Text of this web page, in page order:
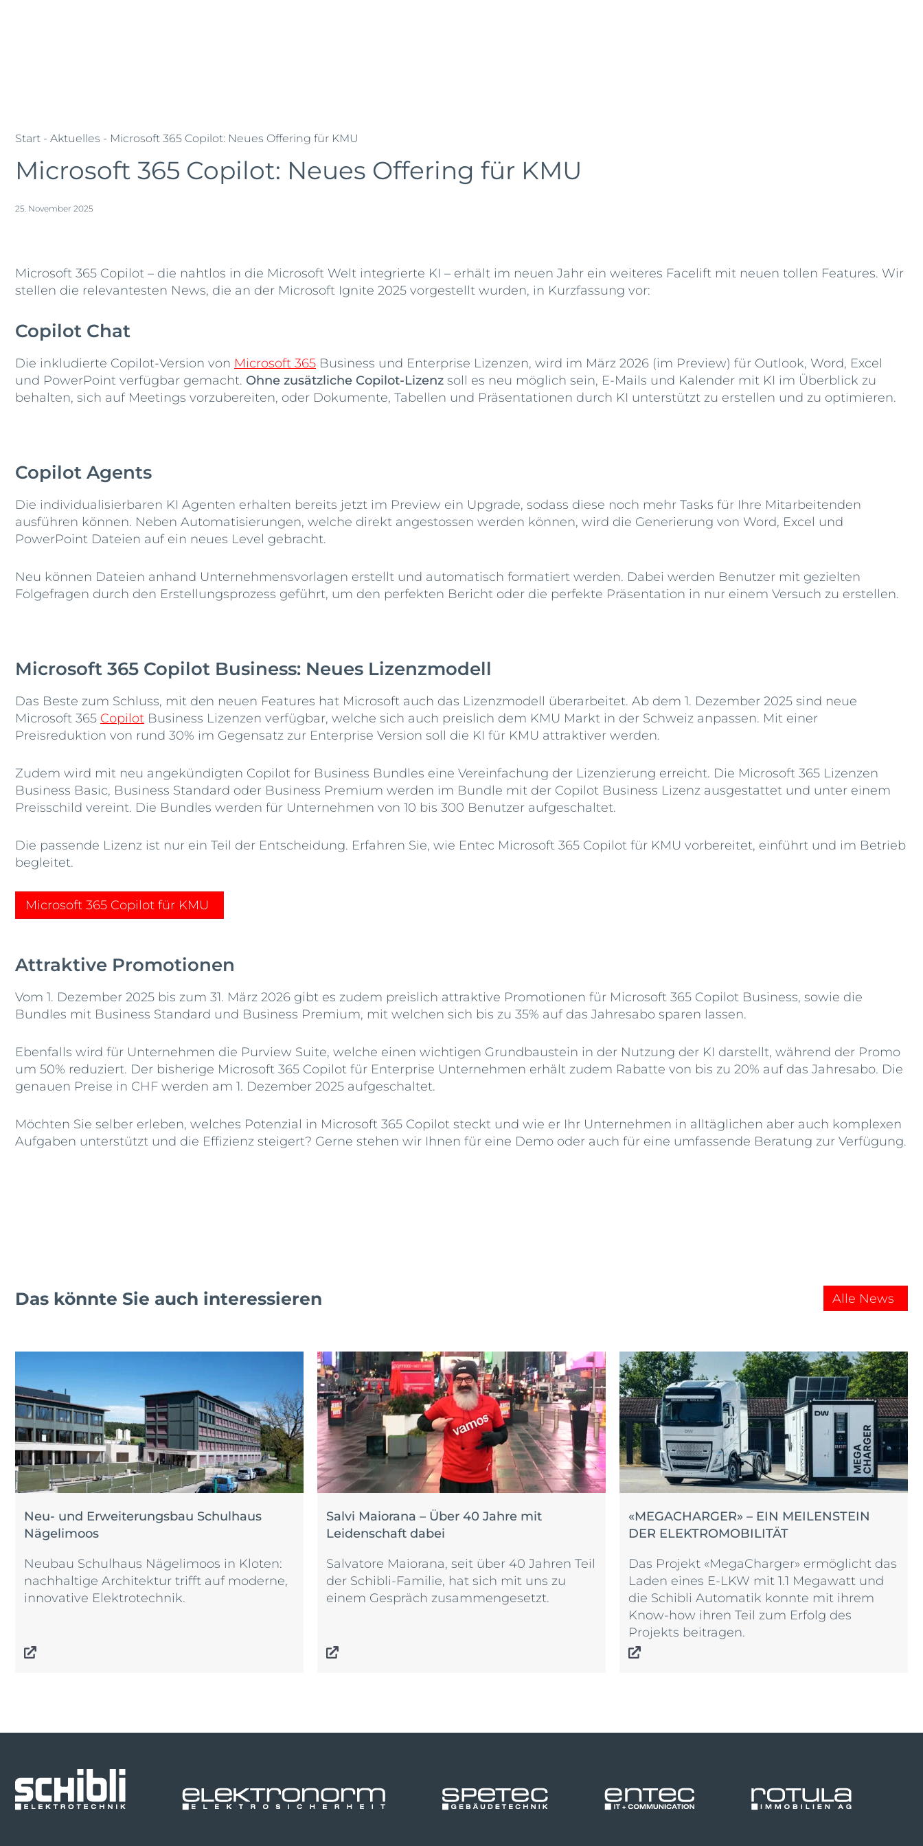
Gruppe
Start - Aktuelles - Microsoft 365 Copilot: Neues Offering für KMU
Microsoft 365 Copilot: Neues Offering für KMU
25. November 2025
Microsoft 365 Copilot – die nahtlos in die Microsoft Welt integrierte KI – erhält im neuen Jahr ein weiteres Facelift mit neuen tollen Features. Wir
stellen die relevantesten News, die an der Microsoft Ignite 2025 vorgestellt wurden, in Kurzfassung vor:
Copilot Chat
Die inkludierte Copilot-Version von Microsoft 365 Business und Enterprise Lizenzen, wird im März 2026 (im Preview) für Outlook, Word, Excel
und PowerPoint verfügbar gemacht. Ohne zusätzliche Copilot-Lizenz soll es neu möglich sein, E-Mails und Kalender mit KI im Überblick zu
behalten, sich auf Meetings vorzubereiten, oder Dokumente, Tabellen und Präsentationen durch KI unterstützt zu erstellen und zu optimieren.
Copilot Agents
Die individualisierbaren KI Agenten erhalten bereits jetzt im Preview ein Upgrade, sodass diese noch mehr Tasks für Ihre Mitarbeitenden
ausführen können. Neben Automatisierungen, welche direkt angestossen werden können, wird die Generierung von Word, Excel und
PowerPoint Dateien auf ein neues Level gebracht.
Neu können Dateien anhand Unternehmensvorlagen erstellt und automatisch formatiert werden. Dabei werden Benutzer mit gezielten
Folgefragen durch den Erstellungsprozess geführt, um den perfekten Bericht oder die perfekte Präsentation in nur einem Versuch zu erstellen.
Microsoft 365 Copilot Business: Neues Lizenzmodell
Das Beste zum Schluss, mit den neuen Features hat Microsoft auch das Lizenzmodell überarbeitet. Ab dem 1. Dezember 2025 sind neue
Microsoft 365 Copilot Business Lizenzen verfügbar, welche sich auch preislich dem KMU Markt in der Schweiz anpassen. Mit einer
Preisreduktion von rund 30% im Gegensatz zur Enterprise Version soll die KI für KMU attraktiver werden.
Zudem wird mit neu angekündigten Copilot for Business Bundles eine Vereinfachung der Lizenzierung erreicht. Die Microsoft 365 Lizenzen
Business Basic, Business Standard oder Business Premium werden im Bundle mit der Copilot Business Lizenz ausgestattet und unter einem
Preisschild vereint. Die Bundles werden für Unternehmen von 10 bis 300 Benutzer aufgeschaltet.
Die passende Lizenz ist nur ein Teil der Entscheidung. Erfahren Sie, wie Entec Microsoft 365 Copilot für KMU vorbereitet, einführt und im Betrieb
begleitet.
Microsoft 365 Copilot für KMU
Attraktive Promotionen
Vom 1. Dezember 2025 bis zum 31. März 2026 gibt es zudem preislich attraktive Promotionen für Microsoft 365 Copilot Business, sowie die
Bundles mit Business Standard und Business Premium, mit welchen sich bis zu 35% auf das Jahresabo sparen lassen.
Ebenfalls wird für Unternehmen die Purview Suite, welche einen wichtigen Grundbaustein in der Nutzung der KI darstellt, während der Promo
um 50% reduziert. Der bisherige Microsoft 365 Copilot für Enterprise Unternehmen erhält zudem Rabatte von bis zu 20% auf das Jahresabo. Die
genauen Preise in CHF werden am 1. Dezember 2025 aufgeschaltet.
Möchten Sie selber erleben, welches Potenzial in Microsoft 365 Copilot steckt und wie er Ihr Unternehmen in alltäglichen aber auch komplexen
Aufgaben unterstützt und die Effizienz steigert? Gerne stehen wir Ihnen für eine Demo oder auch für eine umfassende Beratung zur Verfügung.
Das könnte Sie auch interessieren Alle News
Neu- und Erweiterungsbau Schulhaus
Nägelimoos
Neubau Schulhaus Nägelimoos in Kloten:
nachhaltige Architektur trifft auf moderne,
innovative Elektrotechnik.
Salvi Maiorana – Über 40 Jahre mit
Leidenschaft dabei
Salvatore Maiorana, seit über 40 Jahren Teil
der Schibli-Familie, hat sich mit uns zu
einem Gespräch zusammengesetzt.
«MEGACHARGER» – EIN MEILENSTEIN
DER ELEKTROMOBILITÄT
Das Projekt «MegaCharger» ermöglicht das
Laden eines E-LKW mit 1.1 Megawatt und
die Schibli Automatik konnte mit ihrem
Know-how ihren Teil zum Erfolg des
Projekts beitragen.